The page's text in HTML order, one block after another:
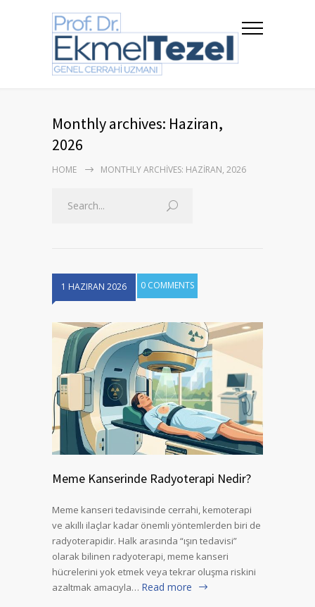
Monthly archives: Haziran,
2026
HOME MONTHLY ARCHIVES: HAZIRAN, 2026
1 HAZIRAN 2026 0 COMMENTS
Meme Kanserinde Radyoterapi Nedir?
Meme kanseri tedavisinde cerrahi, kemoterapi
ve akıllı ilaçlar kadar önemli yöntemlerden biri de
radyoterapidir. Halk arasında “ışın tedavisi”
olarak bilinen radyoterapi, meme kanseri
hücrelerini yok etmek veya tekrar oluşma riskini
azaltmak amacıyla… Read more